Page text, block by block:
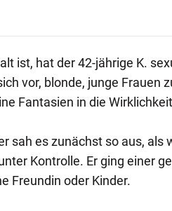
ist, hat der 42-jährige K.
vor, blonde, junge Frauen
Fantasien in die
sah es zunächst so aus, als
Kontrolle. Er ging einer
Freundin oder Kinder.